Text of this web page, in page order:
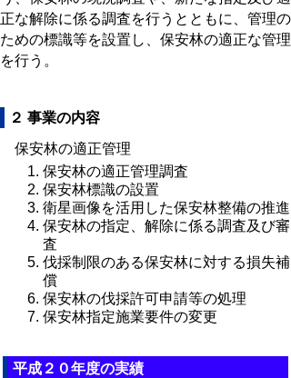
正な解除に係る調査を行うとともに、管理の
ための標識等を設置し、保安林の適正な管理
を行う。
２ 事業の内容
保安林の適正管理
保安林の適正管理調査
保安林標識の設置
衛星画像を活用した保安林整備の推進
保安林の指定、解除に係る調査及び審
査
伐採制限のある保安林に対する損失補
償
保安林の伐採許可申請等の処理
保安林指定施業要件の変更
平成２０年度の実績